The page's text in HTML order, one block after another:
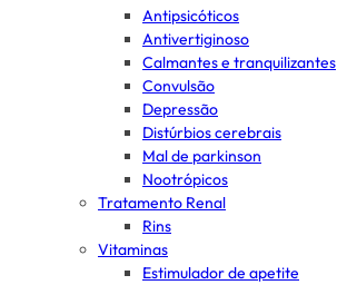
Antipsicóticos
Antivertiginoso
Calmantes e tranquilizantes
Convulsão
Depressão
Distúrbios cerebrais
Mal de parkinson
Nootrópicos
Tratamento Renal
Rins
Vitaminas
Estimulador de apetite